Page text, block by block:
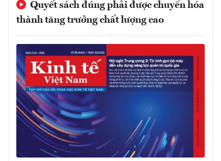
Quyết sách đúng phải được chuyển hóa
thành tăng trưởng chất lượng cao